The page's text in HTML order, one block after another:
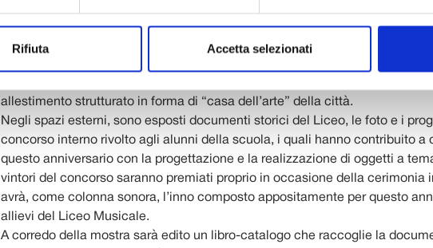
Rifiuta Accetta selezionati
professionisti del mondo dell’arte, in tutte le sue accezioni. Per questa
ha organizzato numerose iniziative, tra cui, appunto, la mostra
allestimento strutturato in forma di “casa dell’arte” della città.
Negli spazi esterni, sono esposti documenti storici del Liceo, le foto e i
concorso interno rivolto agli alunni della scuola, i quali hanno contribuito a
questo anniversario con la progettazione e la realizzazione di oggetti a
vintori del concorso saranno premiati proprio in occasione della cerimonia
avrà, come colonna sonora, l’inno composto appositamente per questo
allievi del Liceo Musicale.
A corredo della mostra sarà edito un libro-catalogo che raccoglie la